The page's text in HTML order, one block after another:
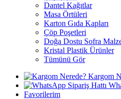
Dantel Kağıtlar
Masa Örtüleri
Karton Gıda Kapları
Çöp Poşetleri
Doğa Dostu Sofra
Kristal Plastik Ürünler
Tümünü Gör
Kargom
Favorilerim